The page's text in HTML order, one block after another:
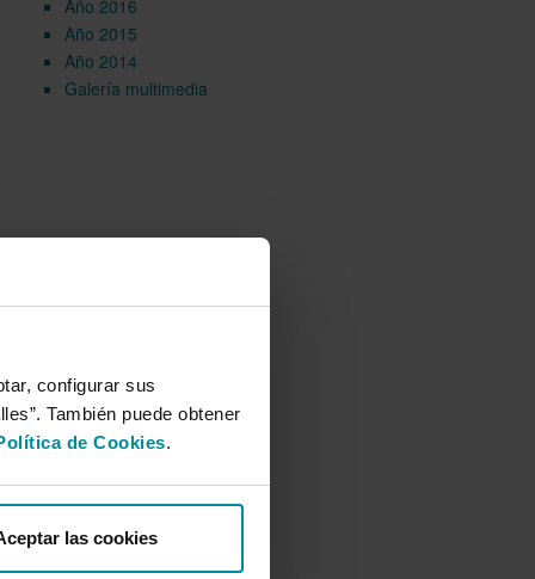
configurar sus
También puede obtener
de Cookies.
las cookies
Año 2016
Año 2015
Año 2014
Galería multimedia